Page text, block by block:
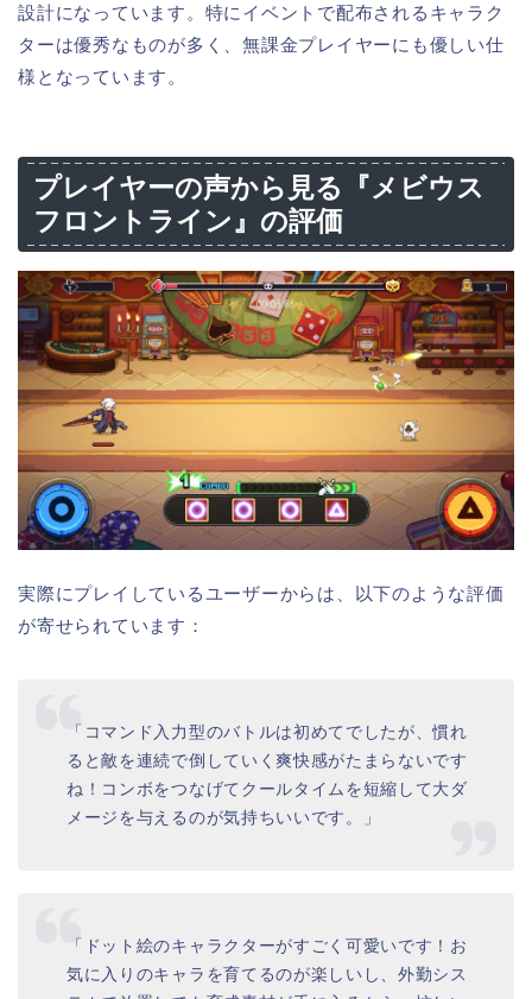
設計になっています。特にイベントで配布されるキャラク
ターは優秀なものが多く、無課金プレイヤーにも優しい仕
様となっています。
プレイヤーの声から見る『メビウス
フロントライン』の評価
実際にプレイしているユーザーからは、以下のような評価
が寄せられています：
「コマンド入力型のバトルは初めてでしたが、慣れ
ると敵を連続で倒していく爽快感がたまらないです
ね！コンボをつなげてクールタイムを短縮して大ダ
メージを与えるのが気持ちいいです。」
「ドット絵のキャラクターがすごく可愛いです！お
気に入りのキャラを育てるのが楽しいし、外勤シス